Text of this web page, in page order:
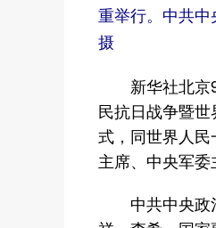
重举行。中共中
摄
新华社北京9
民抗日战争暨
式，同世界人
主席、中央军委
中共中央政治